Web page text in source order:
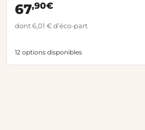
67,90€
dont 6,01 € d’éco-part
12 options disponibles